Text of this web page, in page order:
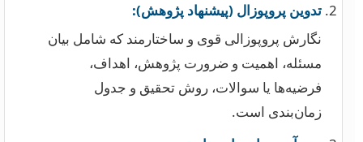
تدوین پروپوزال (پیشنهاد پژوهش):
نگارش پروپوزالی قوی و ساختارمند که شامل بیان
مسئله، اهمیت و ضرورت پژوهش، اهداف،
فرضیه‌ها یا سوالات، روش تحقیق و جدول
زمان‌بندی است.